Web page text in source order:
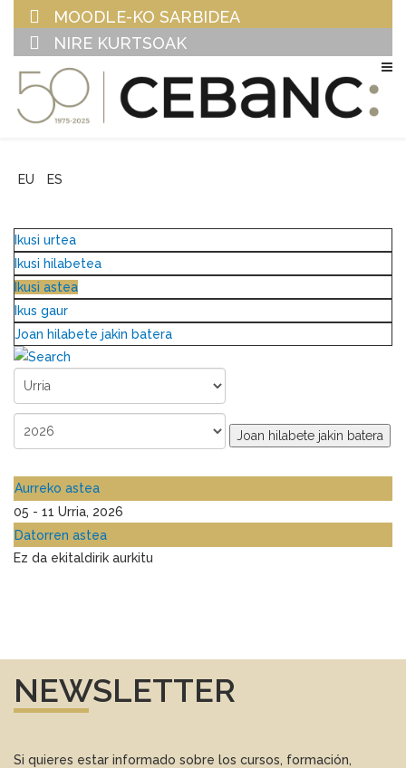
MOODLE-KO SARBIDEA
NIRE KURTSOAK
EU ES
Ikusi urtea
Ikusi hilabetea
Ikusi astea
Ikus gaur
Joan hilabete jakin batera
Joan hilabete jakin batera
Aurreko astea
05 - 11 Urria, 2026
Datorren astea
Ez da ekitaldirik aurkitu
NEWSLETTER
Si quieres estar informado sobre los cursos, formación,